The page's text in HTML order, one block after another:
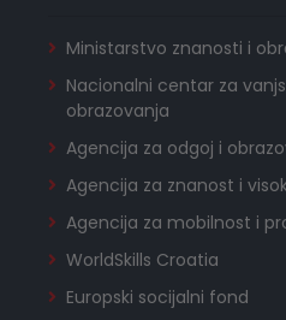
Ministarstvo znanosti i
Nacionalni centar za
obrazovanja
Agencija za odgoj i
Agencija za znanost i
Agencija za mobilnost i
WorldSkills Croatia
Europski socijalni fond